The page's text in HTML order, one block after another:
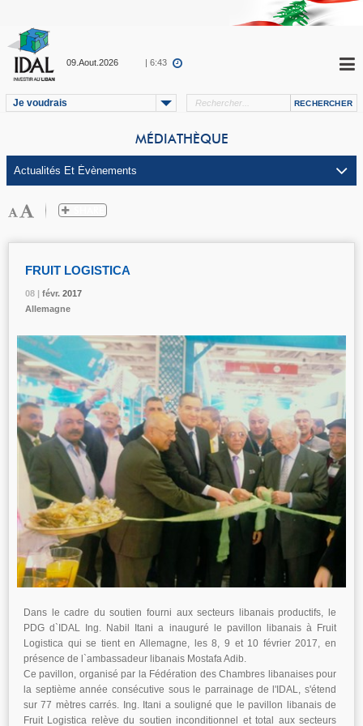
09.Aout.2026 | 6:43
Je voudrais
MÉDIATHÈQUE
08 | févr. 2017
FRUIT LOGISTICA
08 | févr. 2017
Allemagne
08 | févr. 2017
Dans le cadre du soutien fourni aux secteurs libanais productifs, le
PDG d`IDAL Ing. Nabil Itani a inauguré le pavillon libanais à Fruit
Logistica qui se tient en Allemagne, les 8, 9 et 10 février 2017, en
présence de l`ambassadeur libanais Mostafa Adib.
Ce pavillon, organisé par la Fédération des Chambres libanaises pour
la septième année consécutive sous le parrainage de l'IDAL, s'étend
sur 77 mètres carrés. Ing. Itani a souligné que le pavillon libanais de
Fruit Logistica relève du soutien inconditionnel et total aux secteurs